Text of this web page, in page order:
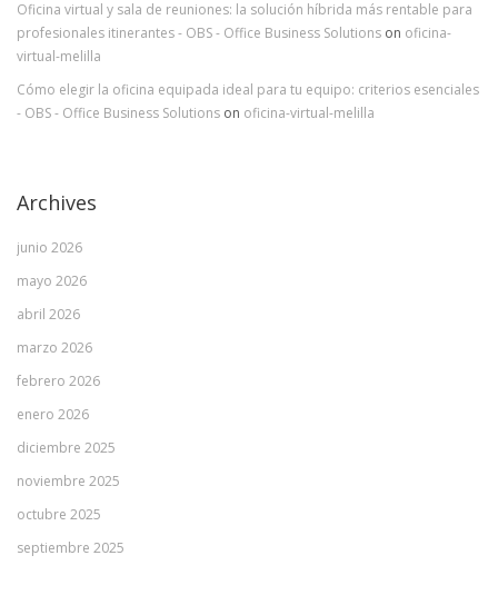
Oficina virtual y sala de reuniones: la solución híbrida más rentable para
profesionales itinerantes - OBS - Office Business Solutions on oficina-
virtual-melilla
Cómo elegir la oficina equipada ideal para tu equipo: criterios esenciales
- OBS - Office Business Solutions on oficina-virtual-melilla
Archives
junio 2026
mayo 2026
abril 2026
marzo 2026
febrero 2026
enero 2026
diciembre 2025
noviembre 2025
octubre 2025
septiembre 2025